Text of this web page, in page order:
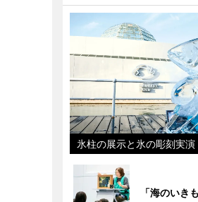
氷柱の展示と氷の彫刻実演
「海のいき